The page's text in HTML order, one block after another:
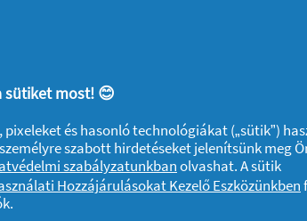
ruhák és a
egy ellenőrző listát,
szánnak arra
akkor
sütiket most! 😊
és hasonló technológiákat („sütik”)
szabott hirdetéseket jelenítsünk meg
szabályzatunkbanolvashat. A sütik
Hozzájárulásokat Kezelő Eszközünkben